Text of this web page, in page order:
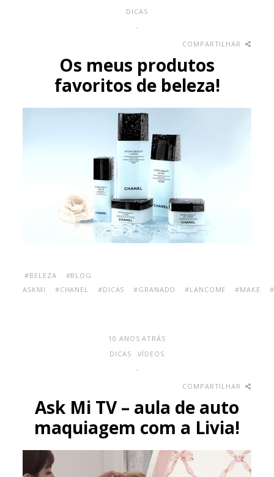
DICAS
-
COMPARTILHAR
Os meus produtos
favoritos de beleza!
#BELEZA
#BLOG
ASKMI
#CHANEL #DICAS #GRANADO #LANCOME #MAKE
10 ANOS ATRÁS
DICAS
VÍDEOS
-
COMPARTILHAR
Ask Mi TV – aula de auto
maquiagem com a Livia!